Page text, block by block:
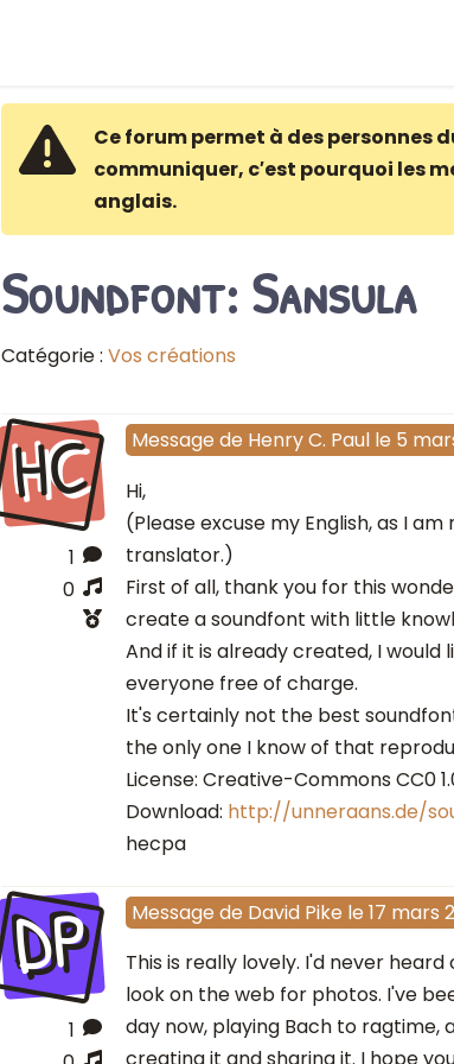
Ce forum permet à des personnes
communiquer, c′est pourquoi les
anglais.
Soundfont: Sansula
Catégorie : Vos créations
HC
1
0
Message de Henry C. Paul le 5
Hi,
(Please excuse my English, as I
translator.)
First of all, thank you for this
create a soundfont with little
And if it is already created, I
everyone free of charge.
It's certainly not the best
the only one I know of that
License: Creative-Commons CC0
Download: http://unneraans.de/
hecpa
DP
1
Message de David Pike le 17 mars
This is really lovely. I'd never
look on the web for photos. I've
day now, playing Bach to ragtime,
creating it and sharing it. I hope